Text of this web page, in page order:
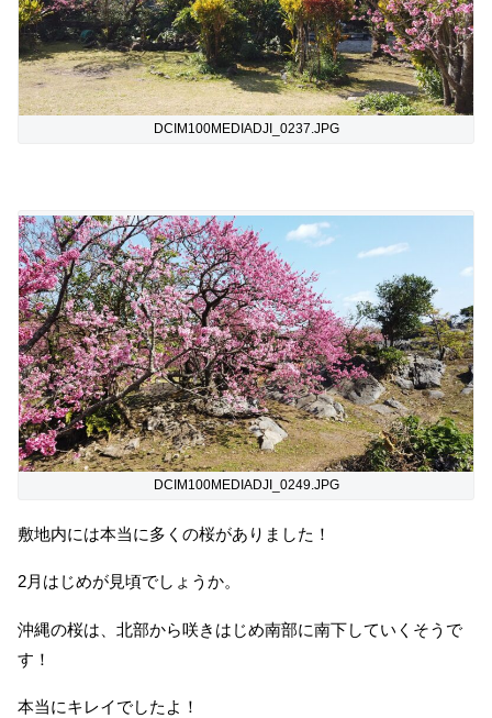
DCIM100MEDIADJI_0237.JPG
DCIM100MEDIADJI_0249.JPG
敷地内には本当に多くの桜がありました！
2月はじめが見頃でしょうか。
沖縄の桜は、北部から咲きはじめ南部に南下していくそうで
す！
本当にキレイでしたよ！